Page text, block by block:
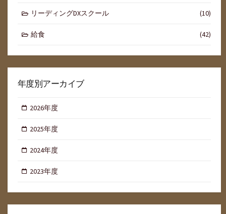
リーディングDXスクール (10)
給食 (42)
年度別アーカイブ
2026年度
2025年度
2024年度
2023年度